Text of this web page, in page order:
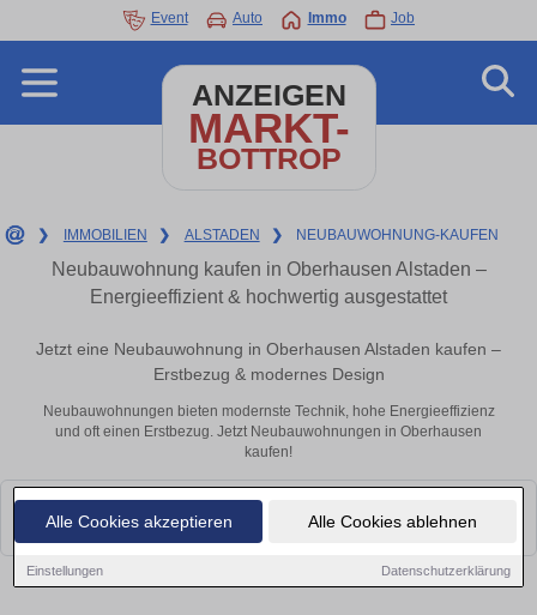
Alle Cookies akzeptieren Alle Cookies ablehnen
Einstellungen Datenschutzerklärung
Event Auto Immo Job
ANZEIGEN
MARKT-
BOTTROP
❯ IMMOBILIEN ❯ ALSTADEN ❯ NEUBAUWOHNUNG-KAUFEN
Neubauwohnung kaufen in Oberhausen Alstaden –
Energieeffizient & hochwertig ausgestattet
Jetzt eine Neubauwohnung in Oberhausen Alstaden kaufen –
Erstbezug & modernes Design
Neubauwohnungen bieten modernste Technik, hohe Energieeffizienz
und oft einen Erstbezug. Jetzt Neubauwohnungen in Oberhausen
kaufen!
Leider konnten wir derzeit keine passenden Objekte finden. Schauen Sie
bald wieder vorbei!